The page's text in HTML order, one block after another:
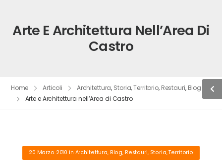
Arte E Architettura Nell’Area Di
Castro
Home Articoli Architettura, Storia,Territorio, Restauri, Blog
Arte e Architettura nell’Area di Castro
20 Marzo 2010 in Architettura, Blog, Restauri, Storia,Territorio